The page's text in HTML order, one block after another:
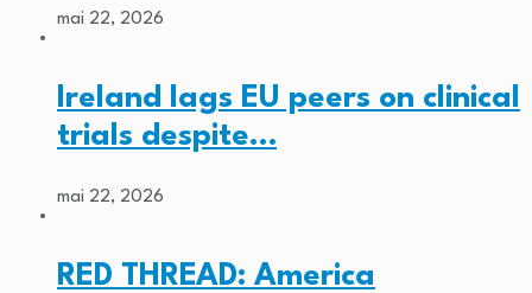
mai 22, 2026
Ireland lags EU peers on clinical
trials despite…
mai 22, 2026
RED THREAD: America